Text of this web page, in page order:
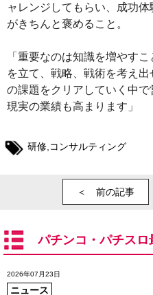
ャレンジしてもらい、成功
がきちんと褒めること。
「重要なのは知識を増やす
を立て、戦略、戦術を考え
の課題をクリアしていく中で
現実の業績も高まります」
研修 コンサルティング
＜ 前の記事
パチンコ・パチスロ
2026年07月23日
ニュース